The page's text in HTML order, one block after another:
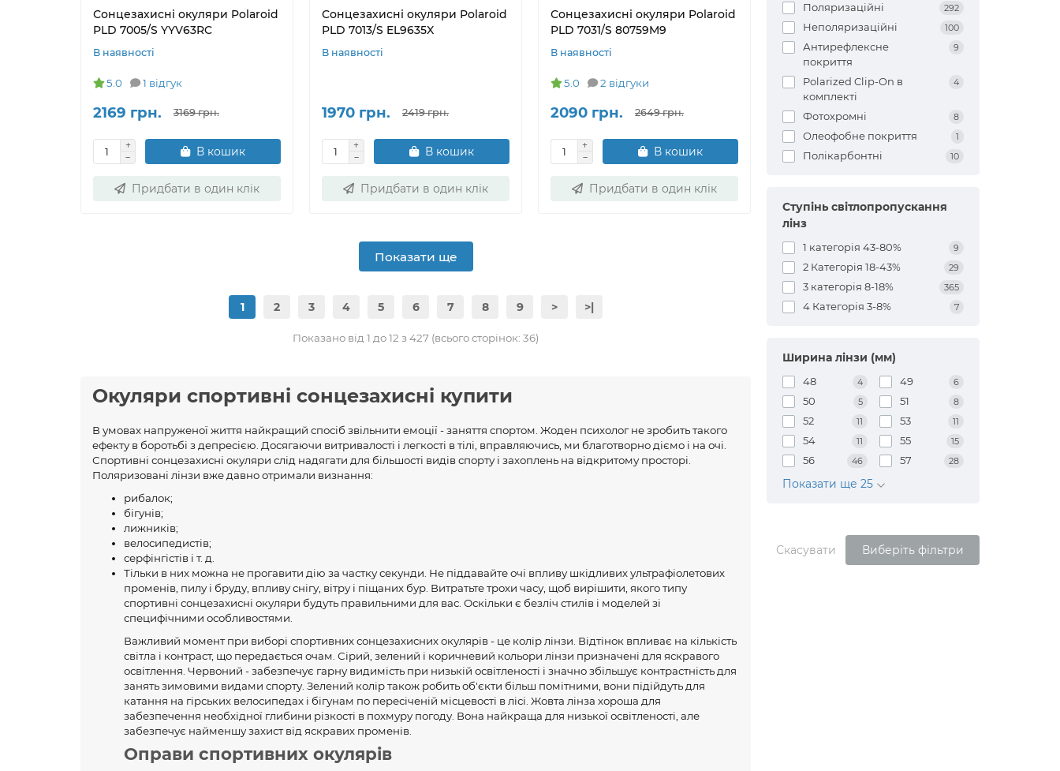
Сонцезахисні окуляри Polaroid
PLD 7005/S YYV63RC
В наявності
5.0 1 відгук
2169 грн. 3169 грн.
В кошик
Придбати в один клік
Сонцезахисні окуляри Polaroid
PLD 7013/S EL9635X
В наявності
1970 грн. 2419 грн.
В кошик
Придбати в один клік
Сонцезахисні окуляри Polaroid
PLD 7031/S 80759M9
В наявності
5.0 2 відгуки
2090 грн. 2649 грн.
В кошик
Придбати в один клік
Показати ще
1 2 3 4 5 6 7 8 9 > >|
Показано від 1 до 12 з 427 (всього сторінок: 36)
Окуляри спортивні сонцезахисні купити
В умовах напруженої життя найкращий спосіб звільнити емоції - заняття спортом. Жоден психолог не зробить такого
ефекту в боротьбі з депресією. Досягаючи витривалості і легкості в тілі, вправляючись, ми благотворно діємо і на очі.
Спортивні сонцезахисні окуляри слід надягати для більшості видів спорту і захоплень на відкритому просторі.
Поляризовані лінзи вже давно отримали визнання:
рибалок;
бігунів;
лижників;
велосипедистів;
серфінгістів і т. д.
Тільки в них можна не прогавити дію за частку секунди. Не піддавайте очі впливу шкідливих ультрафіолетових
променів, пилу і бруду, впливу снігу, вітру і піщаних бур. Витратьте трохи часу, щоб вирішити, якого типу
спортивні сонцезахисні окуляри будуть правильними для вас. Оскільки є безліч стилів і моделей зі
специфічними особливостями.
Важливий момент при виборі спортивних сонцезахисних окулярів - це колір лінзи. Відтінок впливає на кількість
світла і контраст, що передається очам. Сірий, зелений і коричневий кольори лінзи призначені для яскравого
освітлення. Червоний - забезпечує гарну видимість при низькій освітленості і значно збільшує контрастність для
занять зимовими видами спорту. Зелений колір також робить об'єкти більш помітними, вони підійдуть для
катання на гірських велосипедах і бігунам по пересіченій місцевості в лісі. Жовта лінза хороша для
забезпечення необхідної глибини різкості в похмуру погоду. Вона найкраща для низької освітленості, але
забезпечує найменшу захист від яскравих променів.
Оправи спортивних окулярів
Поляризаційні 292
Неполяризаційні 100
Антирефлексне
покриття
9
Polarized Clip-On в
комплекті
4
Фотохромні 8
Олеофобне покриття 1
Полікарбонтні 10
Ступінь світлопропускання
лінз
1 категорія 43-80% 9
2 Категорія 18-43% 29
3 категорія 8-18% 365
4 Категорія 3-8% 7
Ширина лінзи (мм)
48 4 49 6
50 5 51 8
52 11 53 11
54 11 55 15
56 46 57 28
Показати ще 25
Скасувати Виберіть фільтри